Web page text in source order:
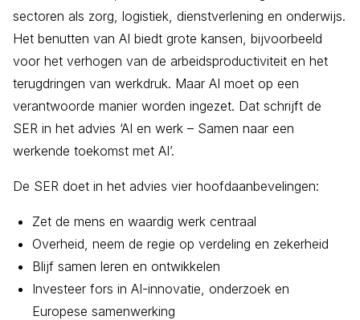
sectoren als zorg, logistiek, dienstverlening en onderwijs.
Het benutten van AI biedt grote kansen, bijvoorbeeld
voor het verhogen van de arbeidsproductiviteit en het
terugdringen van werkdruk. Maar AI moet op een
verantwoorde manier worden ingezet. Dat schrijft de
SER in het advies ‘AI en werk – Samen naar een
werkende toekomst met AI’.
De SER doet in het advies vier hoofdaanbevelingen:
Zet de mens en waardig werk centraal
Overheid, neem de regie op verdeling en zekerheid
Blijf samen leren en ontwikkelen
Investeer fors in AI-innovatie, onderzoek en
Europese samenwerking